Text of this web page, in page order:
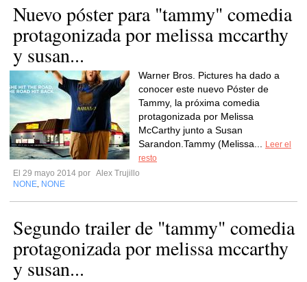
Nuevo póster para "tammy" comedia
protagonizada por melissa mccarthy
y susan...
Warner Bros. Pictures ha dado a
conocer este nuevo Póster de
Tammy, la próxima comedia
protagonizada por Melissa
McCarthy junto a Susan
Sarandon.Tammy (Melissa...
Leer el
resto
El 29 mayo 2014 por Alex Trujillo
NONE NONE
Segundo trailer de "tammy" comedia
protagonizada por melissa mccarthy
y susan...